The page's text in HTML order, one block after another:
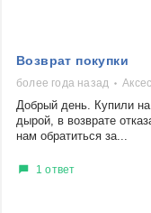
Возврат покупки
более года назад
Добрый день. Купили
дырой, в возврате
нам обратиться за...
1 ответ